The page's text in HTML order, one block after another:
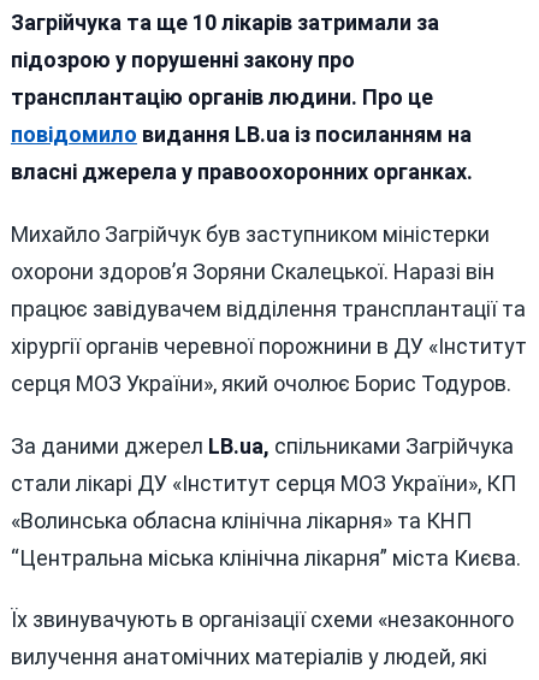
У
ДЛЯ
Загрійчука та ще 10 лікарів затримали за
підозрою у порушенні закону про
трансплантацію органів людини. Про це
повідомило видання LB.ua із посиланням на
власні джерела у правоохоронних органках.
Михайло Загрійчук був заступником міністерки
охорони здоров’я Зоряни Скалецької. Наразі він
працює завідувачем відділення трансплантації та
хірургії органів черевної порожнини в ДУ «Інститут
серця МОЗ України», який очолює Борис Тодуров.
За даними джерел LB.ua, спільниками Загрійчука
стали лікарі ДУ «Інститут серця МОЗ України», КП
«Волинська обласна клінічна лікарня» та КНП
“Центральна міська клінічна лікарня” міста Києва.
Їх звинувачують в організації схеми «незаконного
вилучення анатомічних матеріалів у людей, які